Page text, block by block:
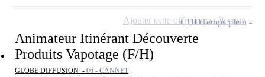
Animateur Itinérant Découverte
Produits Vapotage (F/H)
GLOBE DIFFUSION - 06 - CANNET
CDDTemps plein
Ajouter cette offre à ma sélection